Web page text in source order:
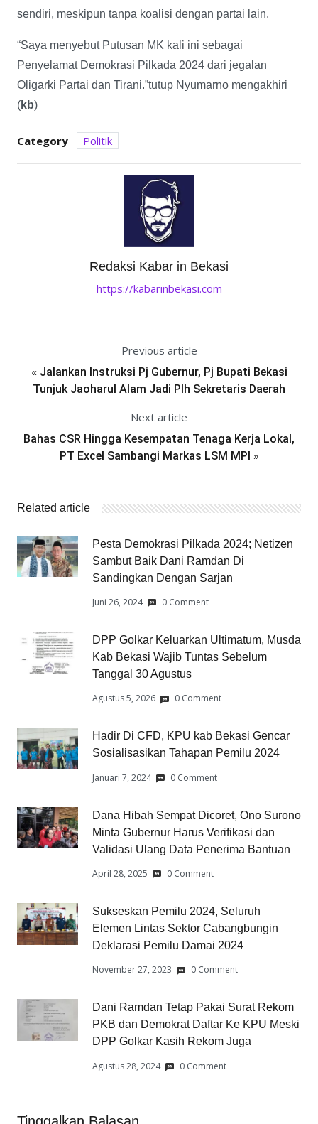
sendiri, meskipun tanpa koalisi dengan partai lain.
“Saya menyebut Putusan MK kali ini sebagai
Penyelamat Demokrasi Pilkada 2024 dari jegalan
Oligarki Partai dan Tirani.”tutup Nyumarno mengakhiri
(kb)
Category Politik
Redaksi Kabar in Bekasi
https://kabarinbekasi.com
Previous article
« Jalankan Instruksi Pj Gubernur, Pj Bupati Bekasi
Tunjuk Jaoharul Alam Jadi Plh Sekretaris Daerah
Next article
Bahas CSR Hingga Kesempatan Tenaga Kerja Lokal,
PT Excel Sambangi Markas LSM MPI »
Related article
Pesta Demokrasi Pilkada 2024; Netizen
Sambut Baik Dani Ramdan Di
Sandingkan Dengan Sarjan
Juni 26, 2024 0 Comment
DPP Golkar Keluarkan Ultimatum, Musda
Kab Bekasi Wajib Tuntas Sebelum
Tanggal 30 Agustus
Agustus 5, 2026 0 Comment
Hadir Di CFD, KPU kab Bekasi Gencar
Sosialisasikan Tahapan Pemilu 2024
Januari 7, 2024 0 Comment
Dana Hibah Sempat Dicoret, Ono Surono
Minta Gubernur Harus Verifikasi dan
Validasi Ulang Data Penerima Bantuan
April 28, 2025 0 Comment
Sukseskan Pemilu 2024, Seluruh
Elemen Lintas Sektor Cabangbungin
Deklarasi Pemilu Damai 2024
November 27, 2023 0 Comment
Dani Ramdan Tetap Pakai Surat Rekom
PKB dan Demokrat Daftar Ke KPU Meski
DPP Golkar Kasih Rekom Juga
Agustus 28, 2024 0 Comment